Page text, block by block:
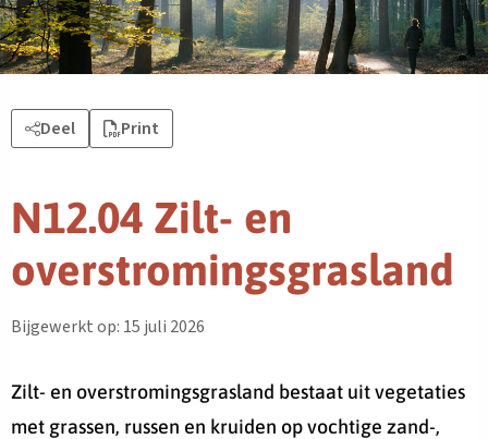
Deel Print
N12.04 Zilt- en
overstromingsgrasland
Bijgewerkt op: 15 juli 2026
Zilt- en overstromingsgrasland bestaat uit vegetaties
met grassen, russen en kruiden op vochtige zand-,